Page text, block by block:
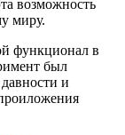
возможность
миру.
функционал в
был
и